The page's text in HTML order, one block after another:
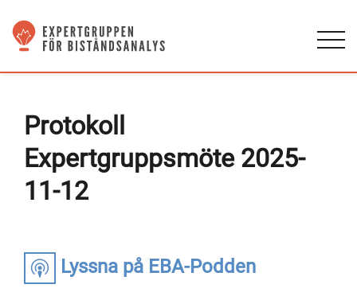
Lyssna på EBA-Podden
Protokoll
Expertgruppsmöte 2025-
11-12